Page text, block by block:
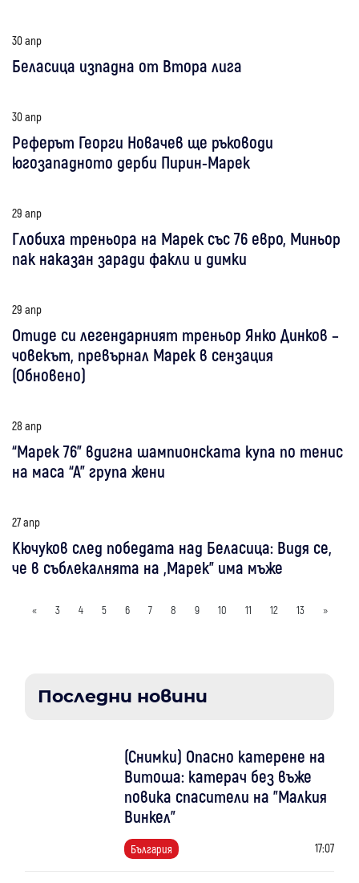
30 апр
Беласица изпадна от Втора лига
30 апр
Реферът Георги Новачев ще ръководи
югозападното дерби Пирин-Марек
29 апр
Глобиха треньора на Марек със 76 евро, Миньор
пак наказан заради факли и димки
29 апр
Отиде си легендарният треньор Янко Динков –
човекът, превърнал Марек в сензация
(Обновено)
28 апр
“Марек 76” вдигна шампионската купа по тенис
на маса “А” група жени
27 апр
Кючуков след победата над Беласица: Видя се,
че в съблекалнята на „Марек” има мъже
« 3 4 5 6 7 8 9 10 11 12 13 »
Последни новини
(Снимки) Опасно катерене на
Витоша: катерач без въже
повика спасители на "Малкия
Винкел"
България 17:07